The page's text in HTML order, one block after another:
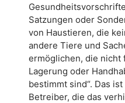
Satzungen oder
von Haustieren, die
andere Tiere und
ermöglichen, die nicht
Lagerung oder
bestimmt sind“. Das
Betreiber, die das